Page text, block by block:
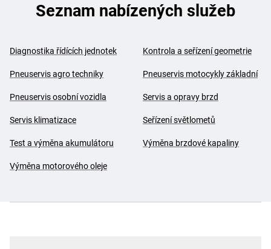
Seznam nabízených služeb
Diagnostika řídících jednotek Kontrola a seřízení geometrie
Pneuservis agro techniky Pneuservis motocykly základní
Pneuservis osobní vozidla Servis a opravy brzd
Servis klimatizace Seřízení světlometů
Test a výměna akumulátoru Výměna brzdové kapaliny
Výměna motorového oleje